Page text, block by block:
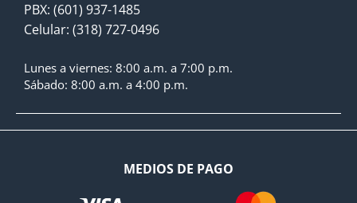
PBX: (601) 937-1485
Celular: (318) 727-0496
Lunes a viernes: 8:00 a.m. a 7:00 p.m.
Sábado: 8:00 a.m. a 4:00 p.m.
MEDIOS DE PAGO